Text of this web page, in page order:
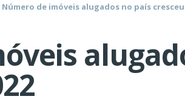
Número de imóveis alugados no país cresceu